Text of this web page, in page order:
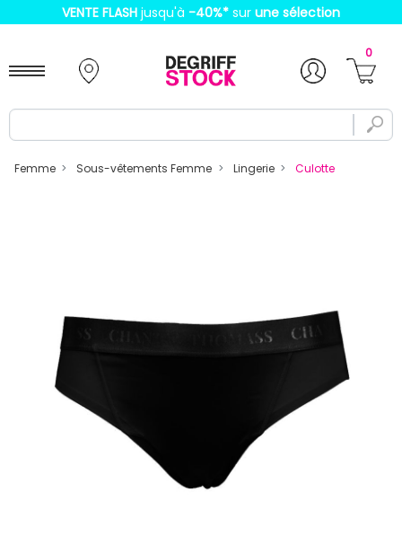
VENTE FLASH jusqu'à -40%* sur une sélection
0
Femme Sous-vêtements Femme Lingerie Culotte